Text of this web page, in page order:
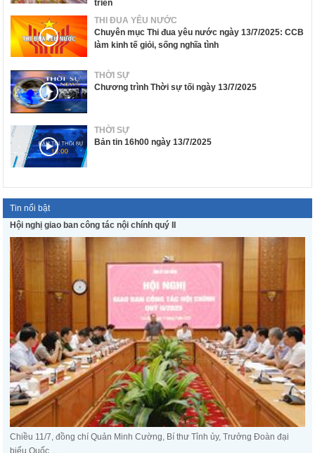
triển
THI ĐUA YÊU NƯỚC
Chuyên mục Thi đua yêu nước ngày 13/7/2025: CCB
làm kinh tế giỏi, sống nghĩa tình
THỜI SỰ
Chương trình Thời sự tối ngày 13/7/2025
THỜI SỰ
Bản tin 16h00 ngày 13/7/2025
Tin nổi bật
Hội nghị giao ban công tác nội chính quý II
Chiều 11/7, đồng chí Quản Minh Cường, Bí thư Tỉnh ủy, Trưởng Đoàn đại
biểu Quốc ...